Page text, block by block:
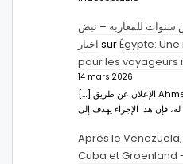
سنوات للمغاربة – نبض
اخبار surÉgypte:
pour les voyageurs
14 mars 2026
[…] الإعلان عن طريق Ahmed Abdel-Latifسفير مصر بالرباط.
Après le
Cuba et Groenland